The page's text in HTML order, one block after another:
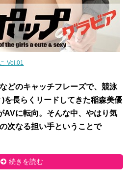
Vol.01
どのキャッチフレーズで、競泳
を長らくリードしてきた稲森美優
AVに転向。そんな中、やはり気
次なる担い手ということで
続きを読む